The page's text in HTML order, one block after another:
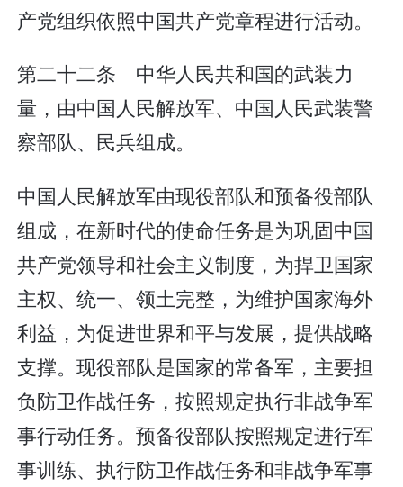
产党组织依照中国共产党章程进行活动。
第二十二条 中华人民共和国的武装力
量，由中国人民解放军、中国人民武装警
察部队、民兵组成。
中国人民解放军由现役部队和预备役部队
组成，在新时代的使命任务是为巩固中国
共产党领导和社会主义制度，为捍卫国家
主权、统一、领土完整，为维护国家海外
利益，为促进世界和平与发展，提供战略
支撑。现役部队是国家的常备军，主要担
负防卫作战任务，按照规定执行非战争军
事行动任务。预备役部队按照规定进行军
事训练、执行防卫作战任务和非战争军事